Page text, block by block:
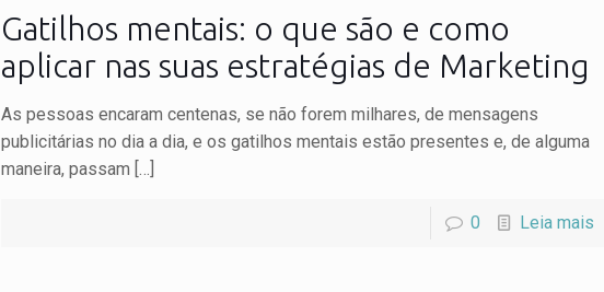
Gatilhos mentais: o que são e como
aplicar nas suas estratégias de Marketing
As pessoas encaram centenas, se não forem milhares, de mensagens
publicitárias no dia a dia, e os gatilhos mentais estão presentes e, de alguma
maneira, passam […]
0 Leia mais